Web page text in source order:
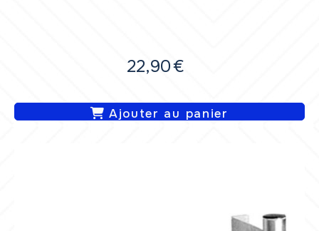
22,90€
Ajouter au panier